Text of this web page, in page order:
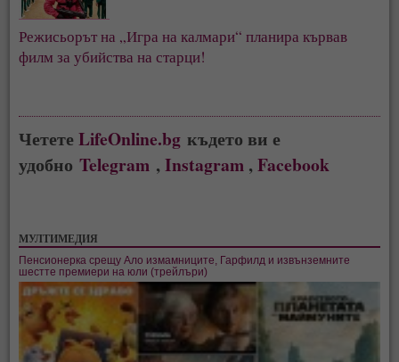
Режисьорът на „Игра на калмари“ планира кървав
филм за убийства на старци!
ЧететеLifeOnline.bg където ви е
удобноTelegram ,Instagram ,Facebook
МУЛТИМЕДИЯ
Пенсионерка срещу Ало измамниците, Гарфилд и извънземните
шестте премиери на юли (трейлъри)